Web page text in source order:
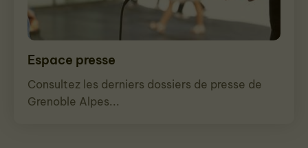
Espace presse
Consultez les derniers dossiers de presse de
Grenoble Alpes...